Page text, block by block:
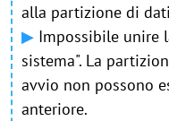
alla partizione di
▶ Impossibile unire
sistema". La
avvio non possono
anteriore.